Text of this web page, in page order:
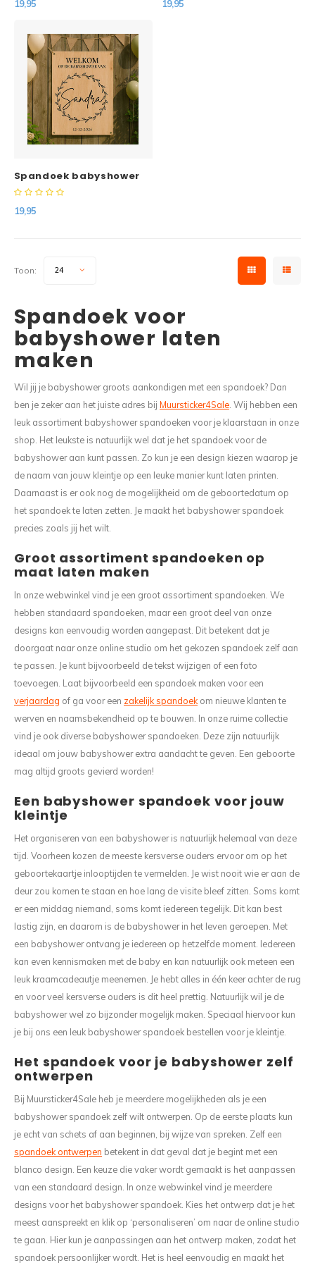
19,95 19,95
Spandoek babyshower
ontwerp
19,95
Toon: 24
Spandoek voor
babyshower laten
maken
Wil jij je babyshower groots aankondigen met een spandoek? Dan
ben je zeker aan het juiste adres bij Muursticker4Sale . Wij hebben een
leuk assortiment babyshower spandoeken voor je klaarstaan in onze
shop. Het leukste is natuurlijk wel dat je het spandoek voor de
babyshower aan kunt passen. Zo kun je een design kiezen waarop je
de naam van jouw kleintje op een leuke manier kunt laten printen.
Daarnaast is er ook nog de mogelijkheid om de geboortedatum op
het spandoek te laten zetten. Je maakt het babyshower spandoek
precies zoals jij het wilt.
Groot assortiment spandoeken op
maat laten maken
In onze webwinkel vind je een groot assortiment spandoeken. We
hebben standaard spandoeken, maar een groot deel van onze
designs kan eenvoudig worden aangepast. Dit betekent dat je
doorgaat naar onze online studio om het gekozen spandoek zelf aan
te passen. Je kunt bijvoorbeeld de tekst wijzigen of een foto
toevoegen. Laat bijvoorbeeld een spandoek maken voor een
verjaardag of ga voor een zakelijk spandoek om nieuwe klanten te
werven en naamsbekendheid op te bouwen. In onze ruime collectie
vind je ook diverse babyshower spandoeken. Deze zijn natuurlijk
ideaal om jouw babyshower extra aandacht te geven. Een geboorte
mag altijd groots gevierd worden!
Een babyshower spandoek voor jouw
kleintje
Het organiseren van een babyshower is natuurlijk helemaal van deze
tijd. Voorheen kozen de meeste kersverse ouders ervoor om op het
geboortekaartje inlooptijden te vermelden. Je wist nooit wie er aan de
deur zou komen te staan en hoe lang de visite bleef zitten. Soms komt
er een middag niemand, soms komt iedereen tegelijk. Dit kan best
lastig zijn, en daarom is de babyshower in het leven geroepen. Met
een babyshower ontvang je iedereen op hetzelfde moment. Iedereen
kan even kennismaken met de baby en kan natuurlijk ook meteen een
leuk kraamcadeautje meenemen. Je hebt alles in één keer achter de rug
en voor veel kersverse ouders is dit heel prettig. Natuurlijk wil je de
babyshower wel zo bijzonder mogelijk maken. Speciaal hiervoor kun
je bij ons een leuk babyshower spandoek bestellen voor je kleintje.
Het spandoek voor je babyshower zelf
ontwerpen
Bij Muursticker4Sale heb je meerdere mogelijkheden als je een
babyshower spandoek zelf wilt ontwerpen. Op de eerste plaats kun
je echt van schets af aan beginnen, bij wijze van spreken. Zelf een
spandoek ontwerpen betekent in dat geval dat je begint met een
blanco design. Een keuze die vaker wordt gemaakt is het aanpassen
van een standaard design. In onze webwinkel vind je meerdere
designs voor het babyshower spandoek. Kies het ontwerp dat je het
meest aanspreekt en klik op ‘personaliseren’ om naar de online studio
te gaan. Hier kun je aanpassingen aan het ontwerp maken, zodat het
spandoek persoonlijker wordt. Het is heel eenvoudig en maakt het